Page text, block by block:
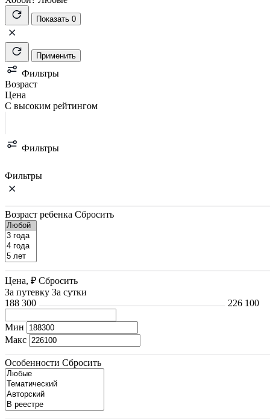
Показать 0
Применить
Фильтры
Возраст
Цена
С высоким рейтингом
Фильтры
Фильтры
Возраст ребенка Сбросить
Цена, ₽ Сбросить
За путевку За сутки
188 300
226 100
Мин
Макс
Особенности Сбросить